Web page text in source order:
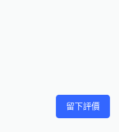
留下評價